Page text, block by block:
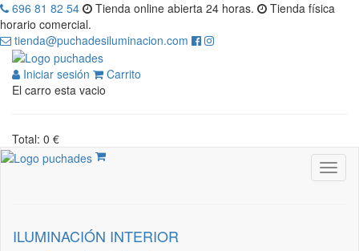
696 81 82 54 Tienda online abierta 24 horas.
Tienda física
horario comercial.
tienda@puchadesiluminacion.com
Iniciar sesión
Carrito
El carro esta vacio
Total: 0 €
ILUMINACIÓN INTERIOR